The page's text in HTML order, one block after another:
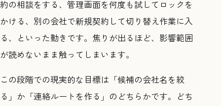
約の相談をする、管理画面を何度も試してロックを
かける、別の会社で新規契約して切り替え作業に入
る、といった動きです。焦りが出るほど、影響範囲
が読めないまま触ってしまいます。
この段階での現実的な目標は「候補の会社名を絞
る」か「連絡ルートを作る」のどちらかです。どち